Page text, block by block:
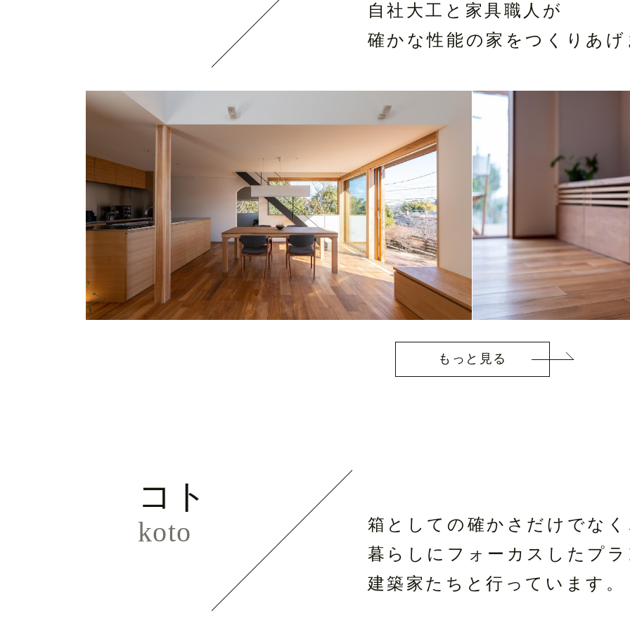
自社大工と家具職人が
確かな性能の家をつくりあ
もっと見る
コト
koto
箱としての確かさだけでな
暮らしにフォーカスしたプ
建築家たちと行っています。